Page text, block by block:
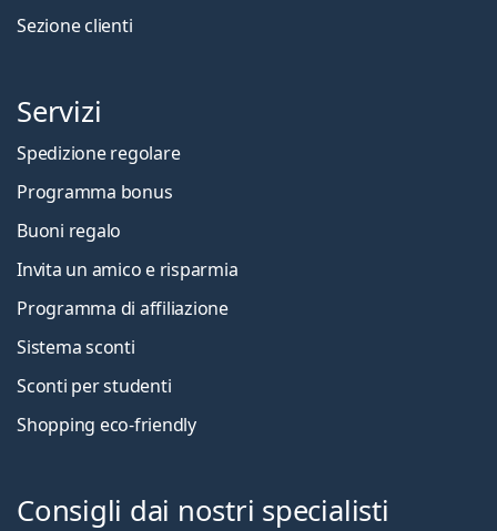
Sezione clienti
Servizi
Spedizione regolare
Programma bonus
Buoni regalo
Invita un amico e risparmia
Programma di affiliazione
Sistema sconti
Sconti per studenti
Shopping eco-friendly
Consigli dai nostri specialisti